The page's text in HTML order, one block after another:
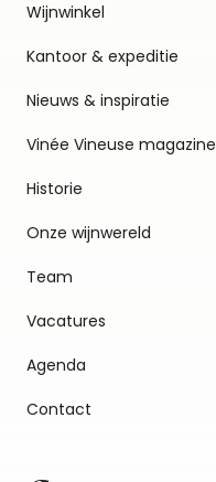
Wijnwinkel
Kantoor & expeditie
Nieuws & inspiratie
Vinée Vineuse magazine
Historie
Onze wijnwereld
Team
Vacatures
Agenda
Contact